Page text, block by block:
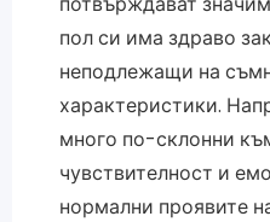
пол си има здраво
неподлежащи на
характеристики.
много по-склонни
чувствителност и
нормални проявите